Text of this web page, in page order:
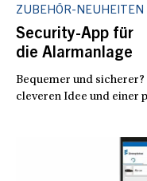
ZUBEHÖR-NEUHEITEN
Security-App für
die Alarmanlage
Bequemer und sicherer?
cleveren Idee und einer